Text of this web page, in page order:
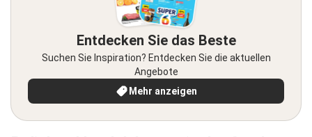
Entdecken Sie das Beste
Suchen Sie Inspiration? Entdecken Sie die aktuellen
Angebote
Mehr anzeigen